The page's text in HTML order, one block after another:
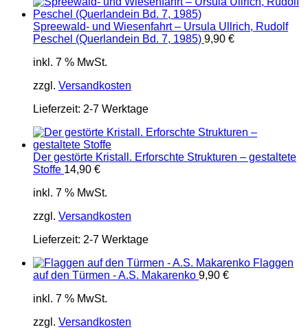
Spreewald- und Wiesenfahrt – Ursula Ullrich, Rudolf
Peschel (Querlandein Bd. 7, 1985) 9,90 €
inkl. 7 % MwSt.
zzgl. Versandkosten
Lieferzeit: 2-7 Werktage
Der gestörte Kristall. Erforschte Strukturen – gestaltete
Stoffe 14,90 €
inkl. 7 % MwSt.
zzgl. Versandkosten
Lieferzeit: 2-7 Werktage
Flaggen
auf den Türmen - A.S. Makarenko 9,90 €
inkl. 7 % MwSt.
zzgl. Versandkosten